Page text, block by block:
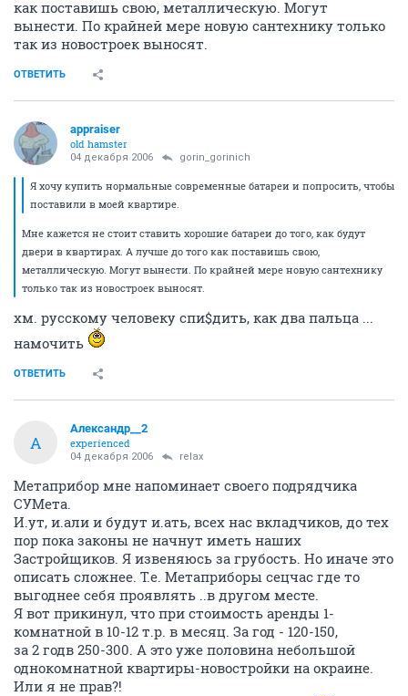
как поставишь свою, металлическую. Могут
вынести. По крайней мере новую сантехнику только
так из новостроек выносят.
ОТВЕТИТЬ
appraiser
old hamster
04 декабря 2006 gorin_gorinich
Я хочу купить нормальные современные батареи и попросить, чтобы
поставили в моей квартире.
Мне кажется не стоит ставить хорошие батареи до того, как будут
двери в квартирах. А лучше до того как поставишь свою,
металлическую. Могут вынести. По крайней мере новую сантехнику
только так из новостроек выносят.
хм. русскому человеку спи$дить, как два пальца ...
намочить
ОТВЕТИТЬ
А
Александр__2
experienced
04 декабря 2006 relax
Метаприбор мне напоминает своего подрядчика
СУМета.
И.ут, и.али и будут и.ать, всех нас вкладчиков, до тех
пор пока законы не начнут иметь наших
Застройщиков. Я извеняюсь за грубость. Но иначе это
описать сложнее. Т.е. Метаприборы сецчас где то
выгоднее себя проявлять ..в другом месте.
Я вот прикинул, что при стоимость аренды 1-
комнатной в 10-12 т.р. в месяц. За год - 120-150,
за 2 годв 250-300. А это уже половина небольшой
однокомнатной квартиры-новостройки на окраине.
Или я не прав?!